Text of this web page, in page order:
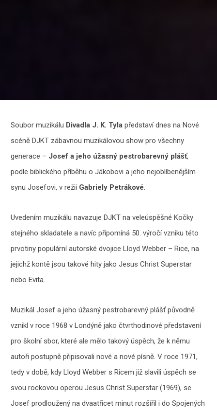
Soubor muzikálu Divadla J. K. Tyla představí dnes na Nové
scéně DJKT zábavnou muzikálovou show pro všechny
generace – Josef a jeho úžasný pestrobarevný plášť,
podle biblického příběhu o Jákobovi a jeho nejoblíbenějším
synu Josefovi, v režii Gabriely Petrákové.
Uvedením muzikálu navazuje DJKT na veleúspěšné Kočky
stejného skladatele a navíc připomíná 50. výročí vzniku této
prvotiny populární autorské dvojice Lloyd Webber – Rice, na
jejichž kontě jsou takové hity jako Jesus Christ Superstar
nebo Evita.
Muzikál Josef a jeho úžasný pestrobarevný plášť původně
vznikl v roce 1968 v Londýně jako čtvrthodinové představení
pro školní sbor, které ale mělo takový úspěch, že k němu
autoři postupně připisovali nové a nové písně. V roce 1971,
tedy v době, kdy Lloyd Webber s Ricem již slavili úspěch se
svou rockovou operou Jesus Christ Superstar (1969), se
Josef prodloužený na dvaatřicet minut rozšířil i do Spojených